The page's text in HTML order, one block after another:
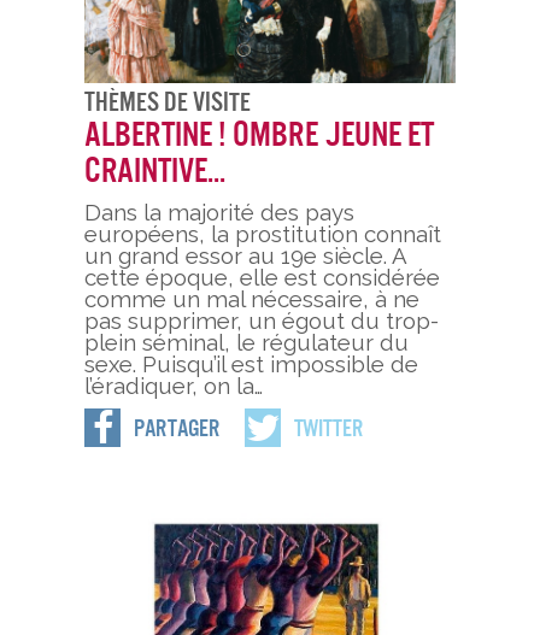
Thèmes De Visite
Albertine ! ombre jeune et
craintive...
Dans la majorité des pays
européens, la prostitution connaît
un grand essor au 19e siècle. A
cette époque, elle est considérée
comme un mal nécessaire, à ne
pas supprimer, un égout du trop-
plein séminal, le régulateur du
sexe. Puisqu’il est impossible de
l’éradiquer, on la…
Partager Twitter